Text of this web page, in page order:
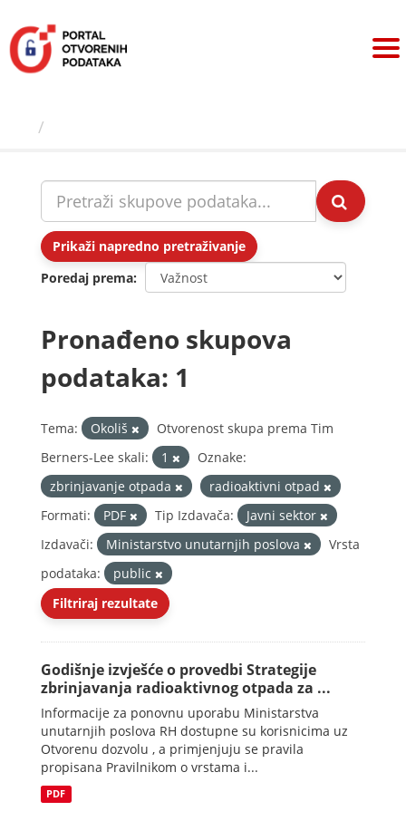
sadržaj
Prikaži napredno pretraživanje
Poredaj prema
Pronađeno skupova
podataka: 1
Tema: Okoliš
Otvorenost skupa prema Tim
Berners-Lee skali:
1
Oznake:
zbrinjavanje otpada
radioaktivni otpad
Formati:
PDF Tip Izdavača:
Javni sektor
Izdavači:
Ministarstvo unutarnjih poslova
Vrsta
podataka:
public
Filtriraj rezultate
Godišnje izvješće o provedbi Strategije
zbrinjavanja radioaktivnog otpada za ...
Informacije za ponovnu uporabu Ministarstva
unutarnjih poslova RH dostupne su korisnicima uz
Otvorenu dozvolu , a primjenjuju se pravila
propisana Pravilnikom o vrstama i...
PDF